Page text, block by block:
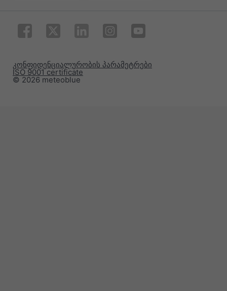
© 2026 meteoblue
ISO 9001 certificate
კონფიდენციალურობის პარამეტრები